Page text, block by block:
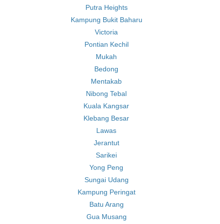
Putra Heights
Kampung Bukit Baharu
Victoria
Pontian Kechil
Mukah
Bedong
Mentakab
Nibong Tebal
Kuala Kangsar
Klebang Besar
Lawas
Jerantut
Sarikei
Yong Peng
Sungai Udang
Kampung Peringat
Batu Arang
Gua Musang